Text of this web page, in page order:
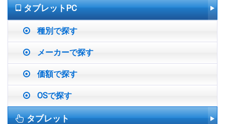
タブレットPC
種別で探す
メーカーで探す
価額で探す
OSで探す
タブレット